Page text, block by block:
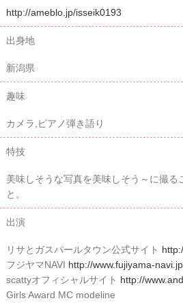
http://ameblo.jp/isseik0193
出身地
新潟県
趣味
カメラ,ピアノ弾き語り
特技
美味しそうな写真を美味しそう～に撮る
と。
出演
リサとガスパールタウン公式サイト
フジヤマNAVI http://www.fujiyama-
scattyオフィシャルサイト http://
Girls Award MC modeline